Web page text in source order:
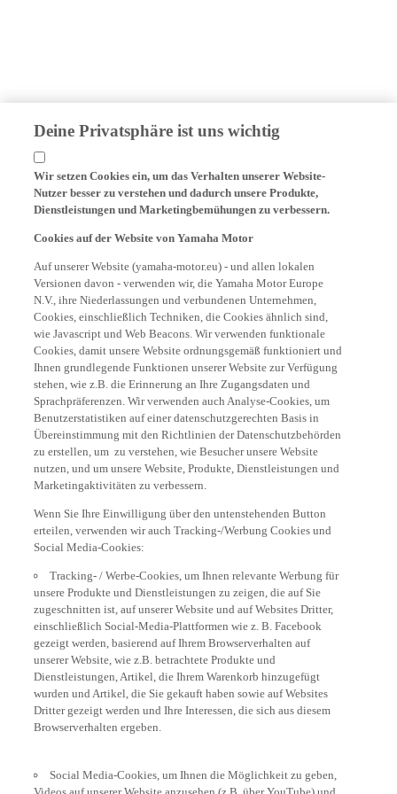
Deine Privatsphäre ist uns wichtig
Nutzer besser zu verstehen und dadurch unsere Produkte,
Dienstleistungen und Marketingbemühungen zu verbessern.
Versionen davon - verwenden wir, die Yamaha Motor Europe
N.V., ihre Niederlassungen und verbundenen Unternehmen,
Cookies, einschließlich Techniken, die Cookies ähnlich sind,
wie Javascript und Web Beacons. Wir verwenden funktionale
Cookies, damit unsere Website ordnungsgemäß funktioniert und
Ihnen grundlegende Funktionen unserer Website zur Verfügung
stehen, wie z.B. die Erinnerung an Ihre Zugangsdaten und
Sprachpräferenzen. Wir verwenden auch Analyse-Cookies, um
Benutzerstatistiken auf einer datenschutzgerechten Basis in
Übereinstimmung mit den Richtlinien der Datenschutzbehörden
zu erstellen, um zu verstehen, wie Besucher unsere Website
nutzen, und um unsere Website, Produkte, Dienstleistungen und
Marketingaktivitäten zu verbessern.
erteilen, verwenden wir auch Tracking-/Werbung Cookies und
Social Media-Cookies:
unsere Produkte und Dienstleistungen zu zeigen, die auf Sie
zugeschnitten ist, auf unserer Website und auf Websites Dritter,
einschließlich Social-Media-Plattformen wie z. B. Facebook
unserer Website, wie z.B. betrachtete Produkte und
Dienstleistungen, Artikel, die Ihrem Warenkorb hinzugefügt
wurden und Artikel, die Sie gekauft haben sowie auf Websites
Dritter gezeigt werden und Ihre Interessen, die sich aus diesem
Browserverhalten ergeben.
Videos auf unserer Website anzusehen (z.B. über YouTube) und